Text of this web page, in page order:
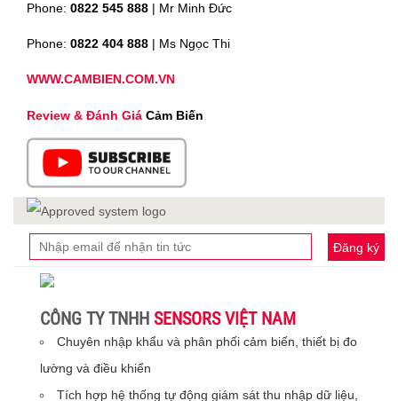
Phone: 0822 545 888 | Mr Minh Đức
Phone: 0822 404 888 | Ms Ngọc Thi
WWW.CAMBIEN.COM.VN
Review & Đánh Giá Cảm Biến
Đăng ký
CÔNG TY TNHH SENSORS VIỆT NAM
Chuyên nhập khẩu và phân phối cảm biến, thiết bị đo
lường và điều khiển
Tích hợp hệ thống tự động giám sát thu nhập dữ liệu,